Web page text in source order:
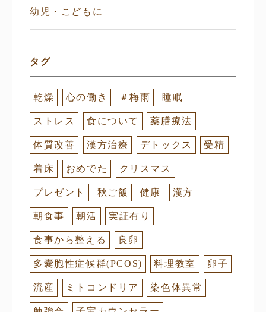
幼児・こどもに
タグ
乾燥 心の働き ＃梅雨 睡眠
ストレス 食について 薬膳療法
体質改善 漢方治療 デトックス 受精
着床 おめでた クリスマス
プレゼント 秋ご飯 健康 漢方
朝食事 朝活 実証有り
食事から整える 良卵
多嚢胞性症候群(PCOS) 料理教室 卵子
流産 ミトコンドリア 染色体異常